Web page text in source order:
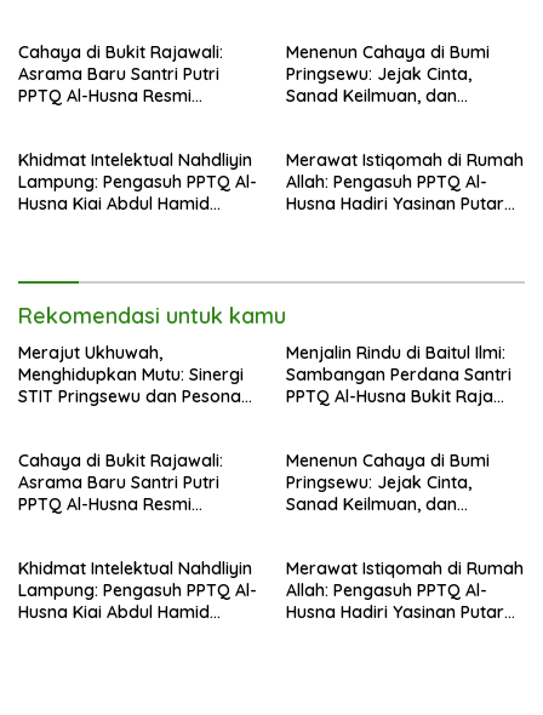
Suci
Cahaya di Bukit Rajawali:
Asrama Baru Santri Putri
PPTQ Al-Husna Resmi
Menenun Cahaya di Bumi
Pringsewu: Jejak Cinta,
Sanad Keilmuan, dan
Nahdlatul Ulama
Khidmat Intelektual Nahdliyin
Lampung: Pengasuh PPTQ Al-
Husna Kiai Abdul Hamid
Merawat Istiqomah di Rumah
Allah: Pengasuh PPTQ Al-
Husna Hadiri Yasinan Putaran
Rekomendasi untuk kamu
Merajut Ukhuwah,
Menghidupkan Mutu: Sinergi
STIT Pringsewu dan Pesona
Menjalin Rindu di Baitul Ilmi:
Sambangan Perdana Santri
PPTQ Al-Husna Bukit Raja
Suci
Cahaya di Bukit Rajawali:
Asrama Baru Santri Putri
PPTQ Al-Husna Resmi
Menenun Cahaya di Bumi
Pringsewu: Jejak Cinta,
Sanad Keilmuan, dan
Nahdlatul Ulama
Khidmat Intelektual Nahdliyin
Lampung: Pengasuh PPTQ Al-
Husna Kiai Abdul Hamid
Merawat Istiqomah di Rumah
Allah: Pengasuh PPTQ Al-
Husna Hadiri Yasinan Putaran